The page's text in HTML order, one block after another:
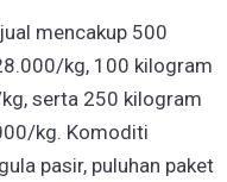
mencakup 500
kg, 100 kilogram
serta 250 kilogram
kg. Komoditi
pasir, puluhan paket